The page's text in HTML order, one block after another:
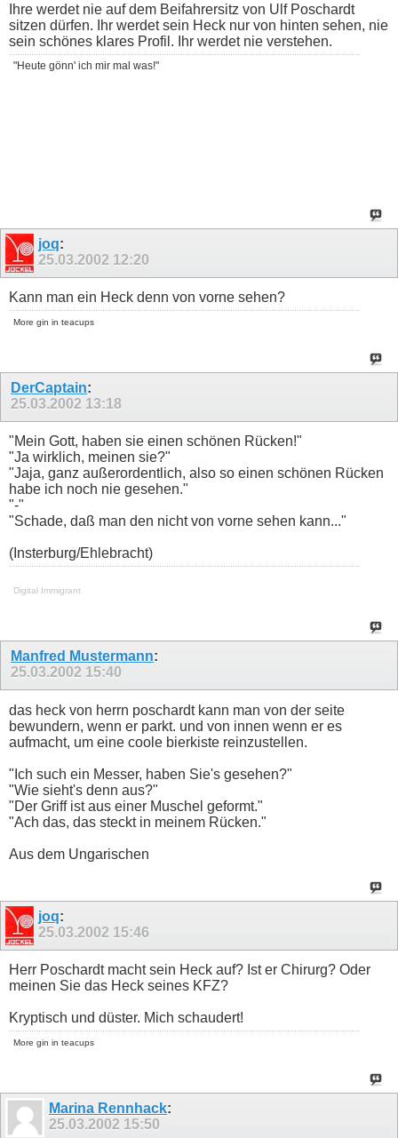
Ihre werdet nie auf dem Beifahrersitz von Ulf Poschardt
sitzen dürfen. Ihr werdet sein Heck nur von hinten sehen, nie
sein schönes klares Profil. Ihr werdet nie verstehen.
"Heute gönn' ich mir mal was!"
joq:
25.03.2002 12:20
Kann man ein Heck denn von vorne sehen?
More gin in teacups
DerCaptain:
25.03.2002 13:18
"Mein Gott, haben sie einen schönen Rücken!"
"Ja wirklich, meinen sie?"
"Jaja, ganz außerordentlich, also so einen schönen Rücken
habe ich noch nie gesehen."
"-"
"Schade, daß man den nicht von vorne sehen kann..."
(Insterburg/Ehlebracht)
Digital Immigrant
Manfred Mustermann:
25.03.2002 15:40
das heck von herrn poschardt kann man von der seite
bewundern, wenn er parkt. und von innen wenn er es
aufmacht, um eine coole bierkiste reinzustellen.
"Ich such ein Messer, haben Sie's gesehen?"
"Wie sieht's denn aus?"
"Der Griff ist aus einer Muschel geformt."
"Ach das, das steckt in meinem Rücken."
Aus dem Ungarischen
joq:
25.03.2002 15:46
Herr Poschardt macht sein Heck auf? Ist er Chirurg? Oder
meinen Sie das Heck seines KFZ?
Kryptisch und düster. Mich schaudert!
More gin in teacups
Marina Rennhack:
25.03.2002 15:50